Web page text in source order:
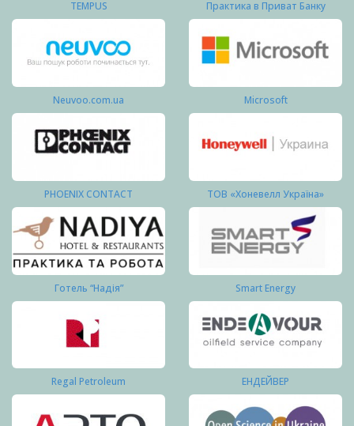
TEMPUS Практика в Приват Банку
Neuvoo.com.ua Microsoft
PHOENIX CONTACT ТОВ «Хоневелл Україна»
Готель “Надія” Smart Energy
Regal Petroleum ЕНДЕЙВЕР